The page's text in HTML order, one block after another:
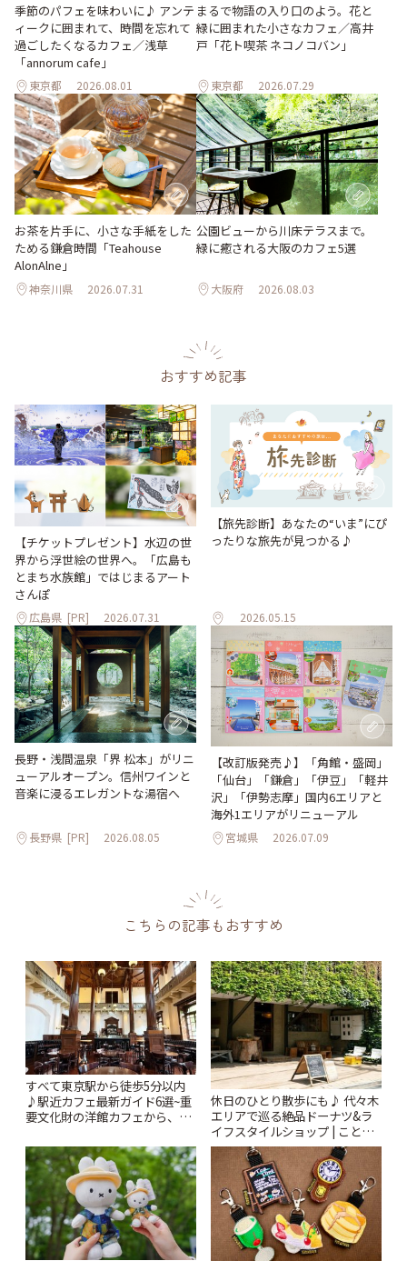
季節のパフェを味わいに♪ アンテ
ィークに囲まれて、時間を忘れて
過ごしたくなるカフェ／浅草
「annorum cafe」
東京都 2026.08.01
まるで物語の入り口のよう。花と
緑に囲まれた小さなカフェ／高井
戸「花ト喫茶 ネコノコバン」
東京都 2026.07.29
お茶を片手に、小さな手紙をした
ためる鎌倉時間「Teahouse
AlonAlne」
神奈川県 2026.07.31
公園ビューから川床テラスまで。
緑に癒される大阪のカフェ5選
大阪府 2026.08.03
おすすめ記事
【チケットプレゼント】水辺の世
界から浮世絵の世界へ。「広島も
とまち水族館」ではじまるアート
さんぽ
広島県 [PR] 2026.07.31
【旅先診断】あなたの“いま”にぴ
ったりな旅先が見つかる♪
2026.05.15
長野・浅間温泉「界 松本」がリニ
ューアルオープン。信州ワインと
音楽に浸るエレガントな湯宿へ
長野県 [PR] 2026.08.05
【改訂版発売♪】「角館・盛岡」
「仙台」「鎌倉」「伊豆」「軽井
沢」「伊勢志摩」国内6エリアと
海外1エリアがリニューアル
宮城県 2026.07.09
こちらの記事もおすすめ
すべて東京駅から徒歩5分以内
♪駅近カフェ最新ガイド6選~重
要文化財の洋館カフェから、改
りっぷ
休日のひとり散歩にも♪ 代々木
エリアで巡る絶品ドーナツ&ラ
イフスタイルショップ | ことり
っぷ